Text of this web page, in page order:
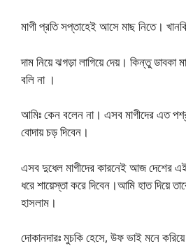
মাগী প্রতি সপ্তাহেই আসে মাছ নিতে।
দাম নিয়ে ঝগড়া লাগিয়ে দেয়। কিন্তু ডাবকা
বলি না ।
আমিঃ কেন বলেন না। এসব মাগীদের এত
বোদায় চড় দিবেন।
এসব দুধেল মাগীদের কারনেই আজ দেশের
ধরে শায়েস্তা করে দিবেন।আমি হাত দিয়ে
হাসলাম।
দোকানদারঃ মুচকি হেসে, উফ ভাই মনে